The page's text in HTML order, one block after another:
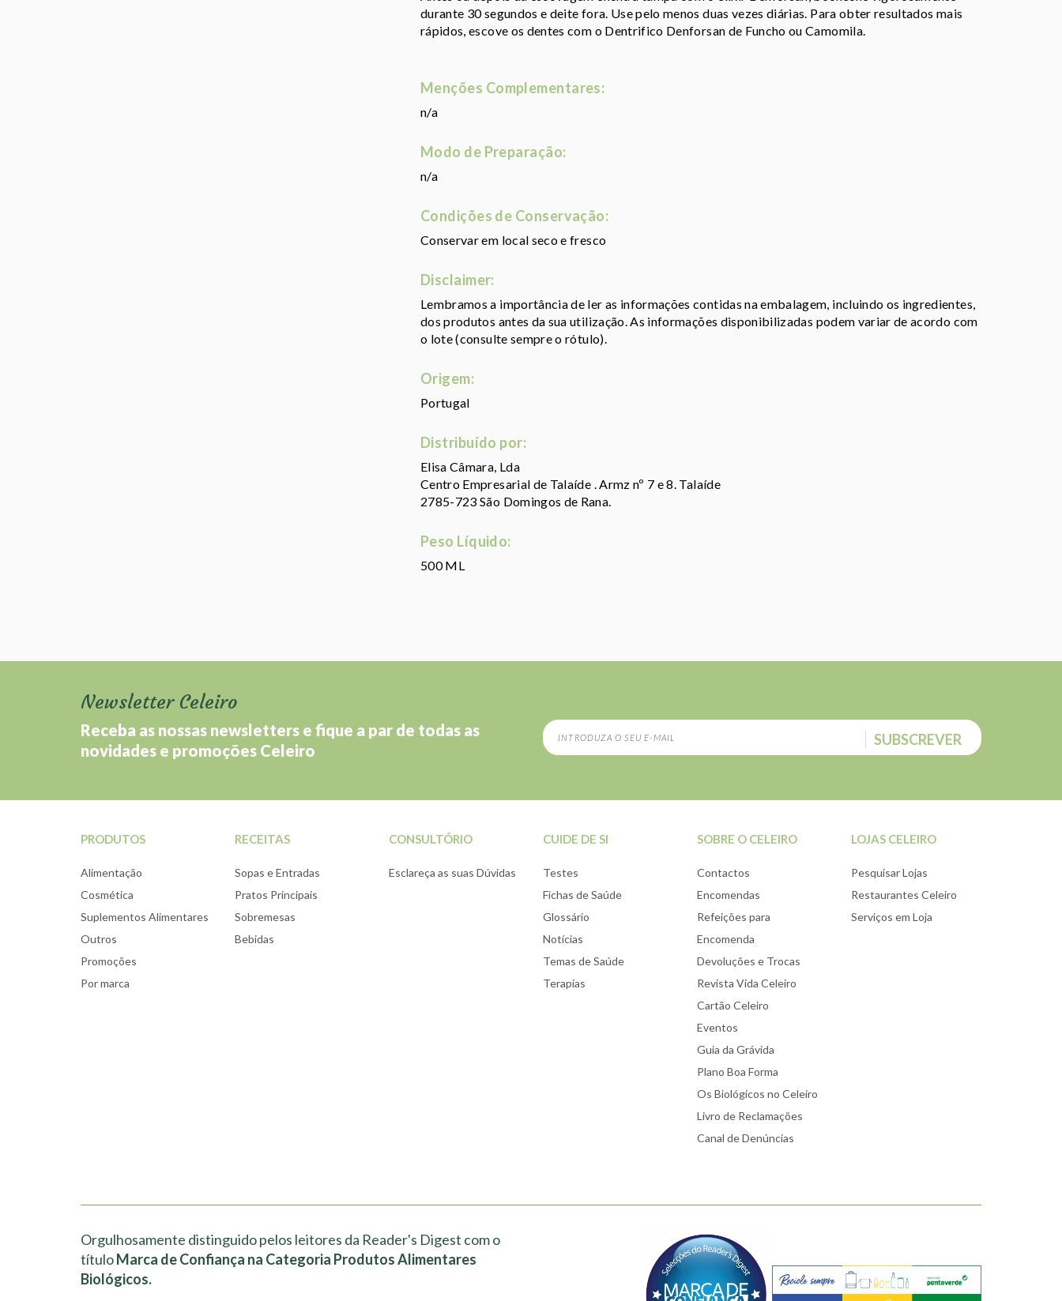
durante 30 segundos e deite fora. Use pelo menos duas vezes diárias. Para obter resultados mais
rápidos, escove os dentes com o Dentrifico Denforsan de Funcho ou Camomila.
Menções Complementares:
n/a
Modo de Preparação:
n/a
Condições de Conservação:
Conservar em local seco e fresco
Disclaimer:
Lembramos a importância de ler as informações contidas na embalagem, incluindo os ingredientes,
dos produtos antes da sua utilização. As informações disponibilizadas podem variar de acordo com
o lote (consulte sempre o rótulo).
Origem:
Portugal
Distribuído por:
Elisa Câmara, Lda
Centro Empresarial de Talaíde . Armz nº 7 e 8. Talaíde
2785-723 São Domingos de Rana.
Peso Líquido:
500 ML
Newsletter Celeiro
Receba as nossas newsletters e fique a par de todas as
novidades e promoções Celeiro
SUBSCREVER
PRODUTOS
Alimentação
Cosmética
Suplementos Alimentares
Outros
Promoções
Por marca
RECEITAS
Sopas e Entradas
Pratos Principais
Sobremesas
Bebidas
CONSULTÓRIO
Esclareça as suas Dúvidas
CUIDE DE SI
Testes
Fichas de Saúde
Glossário
Notícias
Temas de Saúde
Terapias
SOBRE O CELEIRO
Contactos
Encomendas
Refeições para
Encomenda
Devoluções e Trocas
Revista Vida Celeiro
Cartão Celeiro
Eventos
Guia da Grávida
Plano Boa Forma
Os Biológicos no Celeiro
Livro de Reclamações
Canal de Denúncias
LOJAS CELEIRO
Pesquisar Lojas
Restaurantes Celeiro
Serviços em Loja
Orgulhosamente distinguido pelos leitores da Reader's Digest com o
títuloMarca de Confiança na Categoria Produtos Alimentares
Biológicos.